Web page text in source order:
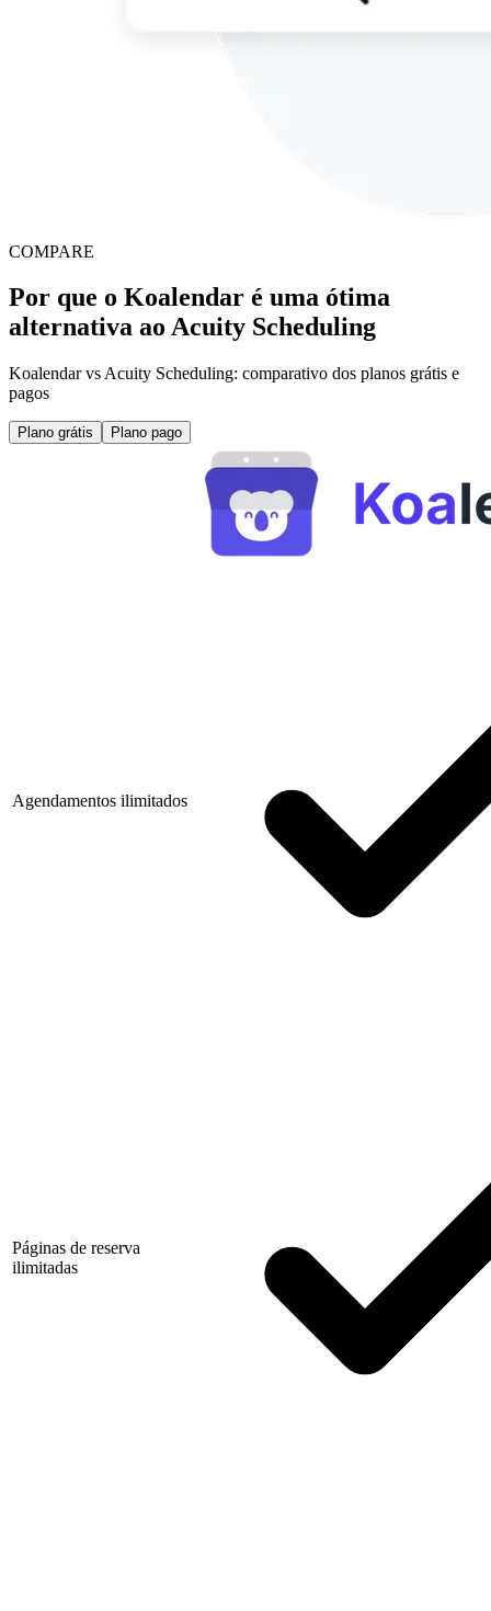
COMPARE
Por que o Koalendar é uma ótima
alternativa ao Acuity Scheduling
Koalendar vs Acuity Scheduling: comparativo dos planos grátis e
pagos
Plano grátis Plano pago
Agendamentos ilimitados
Páginas de reserva
ilimitadas